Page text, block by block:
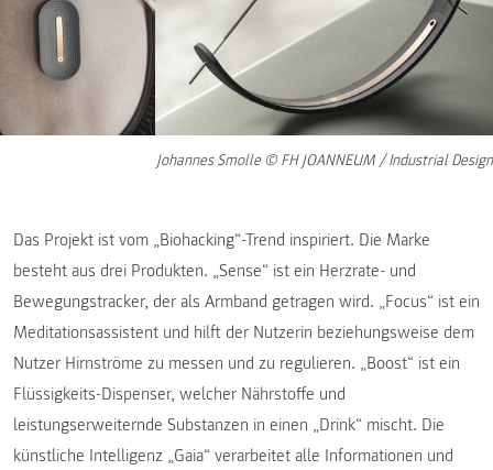
Johannes Smolle © FH JOANNEUM / Industrial Design
Das Projekt ist vom „Biohacking“-Trend inspiriert. Die Marke
besteht aus drei Produkten. „Sense“ ist ein Herzrate- und
Bewegungstracker, der als Armband getragen wird. „Focus“ ist ein
Meditationsassistent und hilft der Nutzerin beziehungsweise dem
Nutzer Hirnströme zu messen und zu regulieren. „Boost“ ist ein
Flüssigkeits-Dispenser, welcher Nährstoffe und
leistungserweiternde Substanzen in einen „Drink“ mischt. Die
künstliche Intelligenz „Gaia“ verarbeitet alle Informationen und